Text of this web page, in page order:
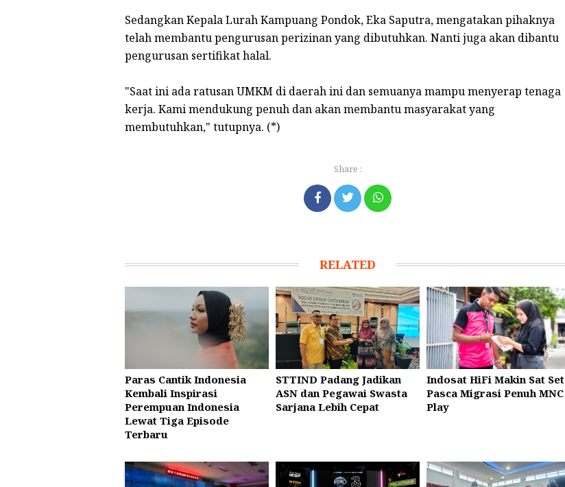
Sedangkan Kepala Lurah Kampuang Pondok, Eka Saputra, mengatakan pihaknya
telah membantu pengurusan perizinan yang dibutuhkan. Nanti juga akan dibantu
pengurusan sertifikat halal.
"Saat ini ada ratusan UMKM di daerah ini dan semuanya mampu menyerap tenaga
kerja. Kami mendukung penuh dan akan membantu masyarakat yang
membutuhkan," tutupnya. (*)
Share :
RELATED
Paras Cantik Indonesia
Kembali Inspirasi
Perempuan Indonesia
Lewat Tiga Episode
Terbaru
STTIND Padang Jadikan
ASN dan Pegawai Swasta
Sarjana Lebih Cepat
Indosat HiFi Makin Sat Set
Pasca Migrasi Penuh MNC
Play